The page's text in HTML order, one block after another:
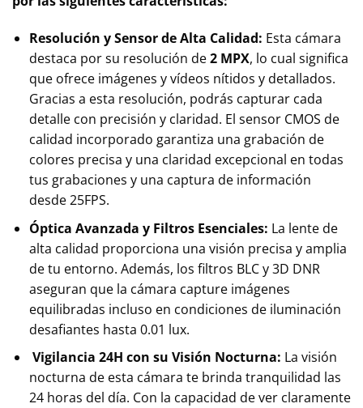
Resolución y Sensor de Alta Calidad: Esta cámara
destaca por su resolución de2 MPX, lo cual significa
que ofrece imágenes y vídeos nítidos y detallados.
Gracias a esta resolución, podrás capturar cada
detalle con precisión y claridad. El sensor CMOS de
calidad incorporado garantiza una grabación de
colores precisa y una claridad excepcional en todas
tus grabaciones y una captura de información
desde 25FPS.
Óptica Avanzada y Filtros Esenciales: La lente de
alta calidad proporciona una visión precisa y amplia
de tu entorno. Además, los filtros BLC y 3D DNR
aseguran que la cámara capture imágenes
equilibradas incluso en condiciones de iluminación
desafiantes hasta 0.01 lux.
Vigilancia 24H con su Visión Nocturna: La visión
nocturna de esta cámara te brinda tranquilidad las
24 horas del día. Con la capacidad de ver claramente